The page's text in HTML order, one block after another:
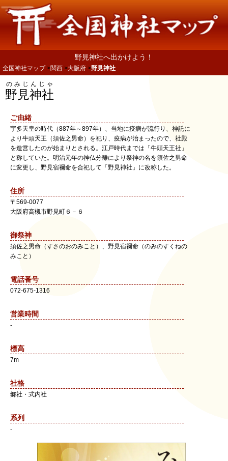
野見神社へ出かけよう！
全国神社マップ 関西 大阪府 野見神社
野見神社
のみじんじゃ
ご由緒
宇多天皇の時代（887年～897年）、当地に疫病が流行り、神託に
より牛頭天王（須佐之男命）を祀り、疫病が治まったので、社殿
を造営したのが始まりとされる。江戸時代までは「牛頭天王社」
と称していた。明治元年の神仏分離により祭神の名を須佐之男命
に変更し、野見宿禰命を合祀して「野見神社」に改称した。
住所
〒 569-0077
大阪府高槻市野見町６－６
御祭神
須佐之男命（すさのおのみこと）、野見宿禰命（のみのすくねの
みこと）
電話番号
072-675-1316
営業時間
-
標高
7m
社格
郷社・式内社
系列
-